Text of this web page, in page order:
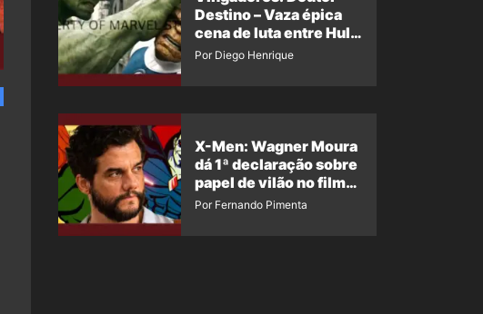
Destino – Vaza épica
cena de luta entre Hulk
e o Coisa
Por Diego Henrique
X-Men: Wagner Moura
dá 1ª declaração sobre
papel de vilão no filme
da Marvel
Por Fernando Pimenta